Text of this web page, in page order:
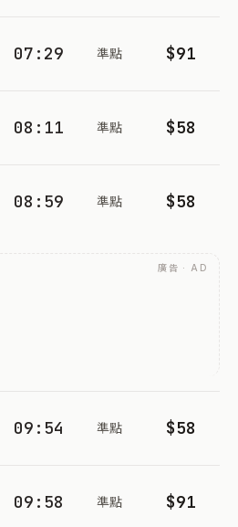
07:29 準點 $91
08:11 準點 $58
08:59 準點 $58
廣告 · AD
09:54 準點 $58
09:58 準點 $91